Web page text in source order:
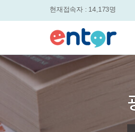
현재접속자 : 14,173명
학습도우미 G1